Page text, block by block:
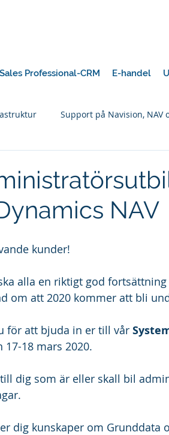
Sales Professional-CRM E-handel
Support på Navision, NAV
NAV
kunder!
alla en riktigt god
om att 2020 kommer att bli
för att bjuda in er till vår
18 mars 2020.
dig som är eller skall bil
dig kunskaper om Grunddata